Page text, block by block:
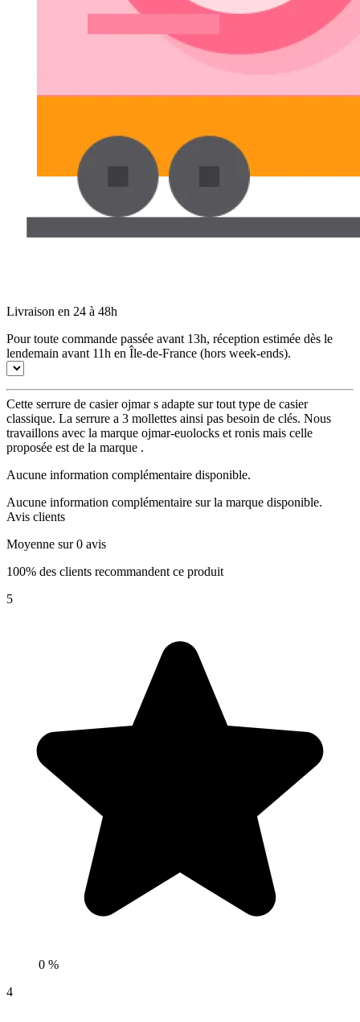
Livraison en 24 à 48h
Pour toute commande passée avant 13h, réception estimée dès le
lendemain avant 11h en Île-de-France (hors week-ends).
Cette serrure de casier ojmar s adapte sur tout type de casier
classique. La serrure a 3 mollettes ainsi pas besoin de clés. Nous
travaillons avec la marque ojmar-euolocks et ronis mais celle
proposée est de la marque .
Aucune information complémentaire disponible.
Aucune information complémentaire sur la marque disponible.
Avis clients
Moyenne sur 0 avis
100% des clients recommandent ce produit
5
0 %
4